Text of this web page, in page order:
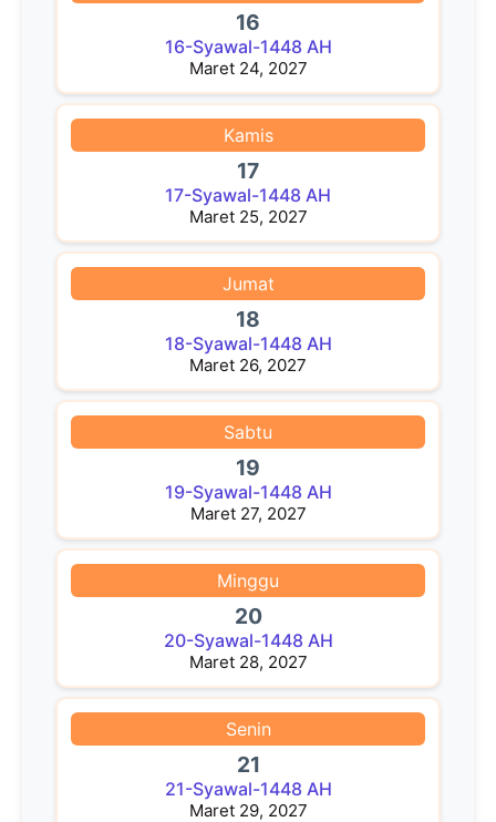
16
16-Syawal-1448 AH
Maret 24, 2027
Kamis
17
17-Syawal-1448 AH
Maret 25, 2027
Jumat
18
18-Syawal-1448 AH
Maret 26, 2027
Sabtu
19
19-Syawal-1448 AH
Maret 27, 2027
Minggu
20
20-Syawal-1448 AH
Maret 28, 2027
Senin
21
21-Syawal-1448 AH
Maret 29, 2027